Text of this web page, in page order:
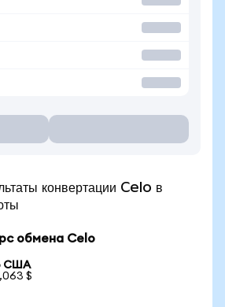
конвертации Celo в
обмена Celo
США
$